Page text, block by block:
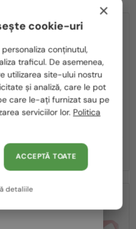
2-4 ZILE
Lanvin—Ochelari de soare
2-4 ZILE
HU
/ EN
×
cookie-uri
conținutul,
traficul. De asemenea,
utilizarea site-ului nostru
și analiză, care le pot
care le-ați furnizat sau pe
serviciilor lor. Politica
ACCEPTĂ TOATE
detaliile